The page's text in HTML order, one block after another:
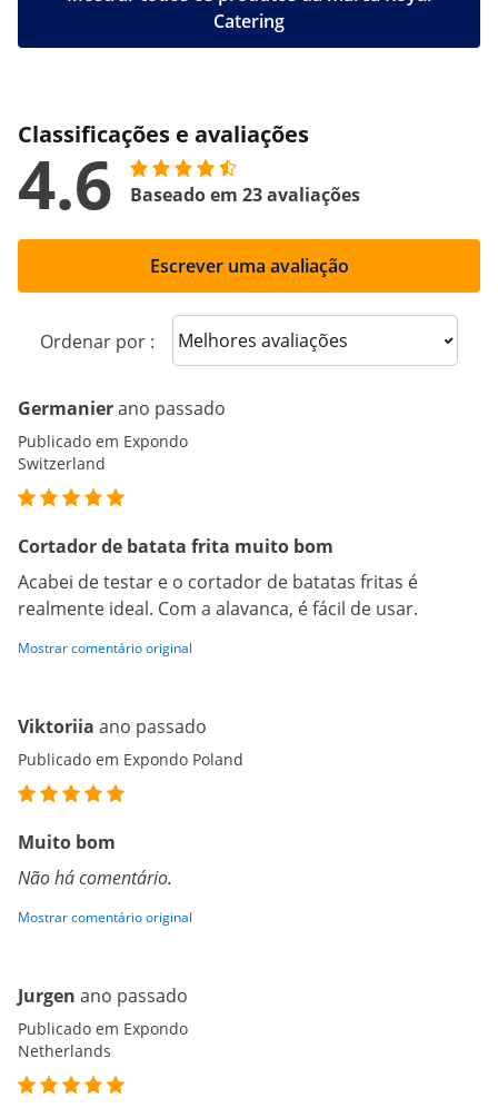
Catering
Classificações e avaliações
4.6 Baseado em 23 avaliações
Escrever uma avaliação
Ordenar por : Sort reviews
Germanierano passado
Publicado em Expondo
Switzerland
Cortador de batata frita muito bom
Acabei de testar e o cortador de batatas fritas é
realmente ideal. Com a alavanca, é fácil de usar.
Mostrar comentário original
Viktoriia ano passado
Publicado em Expondo Poland
Muito bom
Não há comentário.
Mostrar comentário original
Jurgen ano passado
Publicado em Expondo
Netherlands